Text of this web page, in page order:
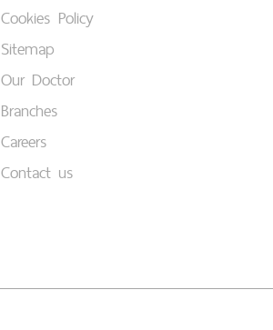
Cookies Policy
Sitemap
Our Doctor
Branches
Careers
Contact us